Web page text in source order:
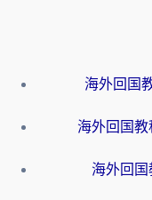
海外回国
海外回国教
海外回国